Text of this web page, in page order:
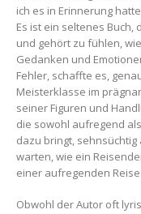
ich es in Erinnerung
Es ist ein seltenes Buch,
und gehört zu fühlen,
Gedanken und
Fehler, schaffte es,
Meisterklasse im
seiner Figuren und
die sowohl aufregend
dazu bringt,
warten, wie ein
einer aufregenden
Obwohl der Autor oft